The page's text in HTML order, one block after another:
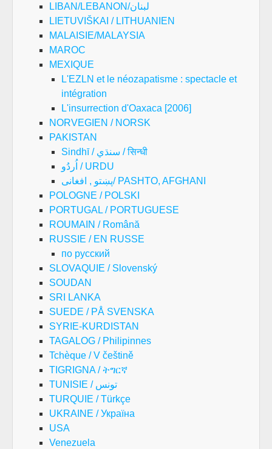
LIBAN/LEBANON/لبنان
LIETUVIŠKAI / LITHUANIEN
MALAISIE/MALAYSIA
MAROC
MEXIQUE
L'EZLN et le néozapatisme : spectacle et
intégration
L'insurrection d'Oaxaca [2006]
NORVEGIEN / NORSK
PAKISTAN
Sindhī / سنڌي / सिन्धी
اُردُو / URDU
پښتو , افغانی/ PASHTO, AFGHANI
POLOGNE / POLSKI
PORTUGAL / PORTUGUESE
ROUMAIN / Română
RUSSIE / EN RUSSE
по русский
SLOVAQUIE / Slovenský
SOUDAN
SRI LANKA
SUEDE / PÅ SVENSKA
SYRIE-KURDISTAN
TAGALOG / Philipinnes
Tchèque / V češtině
TIGRIGNA / ትግርኛ
TUNISIE / تونس
TURQUIE / Türkçe
UKRAINE / Україна
USA
Venezuela